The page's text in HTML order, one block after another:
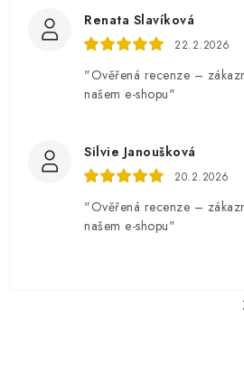
Renata Slavíková
22.2.2026
"Ověřená recenze –
našem e-shopu"
Silvie Janoušková
20.2.2026
"Ověřená recenze –
našem e-shopu"